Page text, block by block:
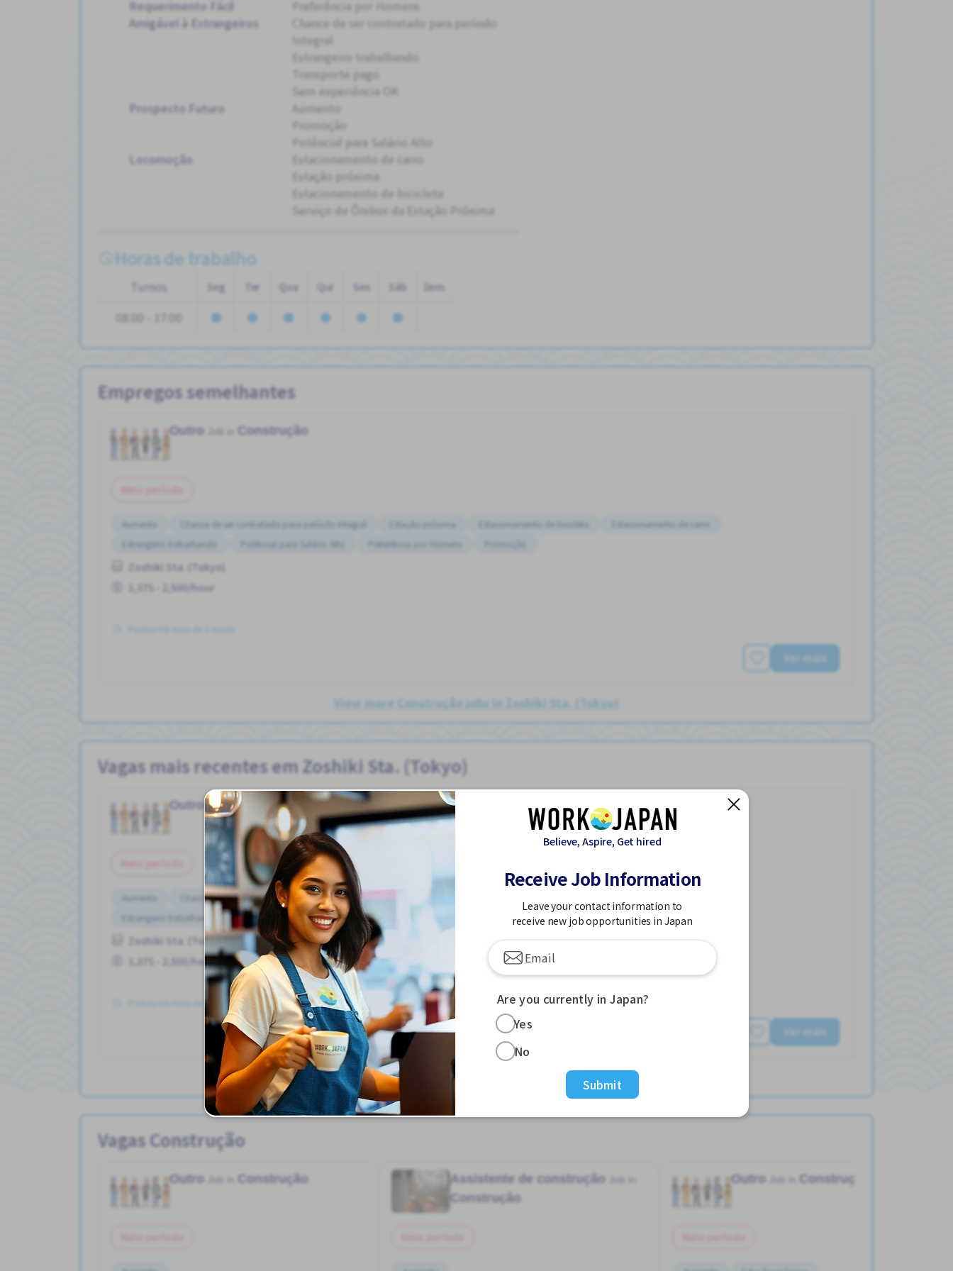
Requerimento Fácil
Preferência por Homens
Amigável à Estrangeiros
Chance de ser contratado para período
Integral
Estrangeiro trabalhando
Transporte pago
Sem experiência OK
Prospecto Futuro
Aumento
Promoção
Potêncial para Salário Alto
Locomoção
Estacionamento de carro
Estação próxima
Estacionamento de bicicleta
Serviço de Ônibus da Estação Próxima
Horas de trabalho
Turnos Seg Ter Qua Qui Sex Sáb Dom
08:00 - 17:00
Empregos semelhantes
Outro Construção
Aumento Chance de ser contratado para período Integral Estacionamento de bicicleta
Estacionamento de carro
Estrangeiro trabalhando
Potêncial para Salário Alto Preferência por Homens
Zoshiki Sta. (Tokyo)
1,375 - 2,500/hour
Ver mais
View more Construção jobs in Zoshiki Sta. (Tokyo)
Vagas mais recentes em Zoshiki Sta. (Tokyo)
OutroJob inConstrução
Aumento Chance de ser contratado para período Integral Estação próxima
Estrangeiro trabalhando
Potêncial para Salário Alto Preferência por Homens Promoção
Zoshiki Sta. (Tokyo)
1,375 - 2,500/hour
Postou Há mais de 3 meses
Ver mais
View more Jobs in Zoshiki Sta. (Tokyo)
Vagas Construção
Outro Construção Assistente de construção
Construção
Outro Construção
Believe, Aspire, Get hired
Receive Job Information
Leave your contact information to
receive new job opportunities in Japan
Are you currently in Japan?
Yes
No
Submit